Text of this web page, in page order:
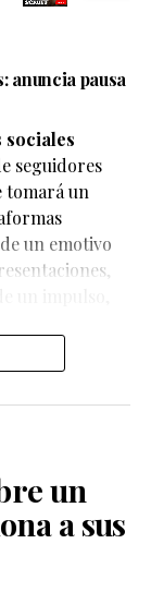
anuncia pausa
sociales
seguidores
tomará un
un emotivo
un
a sus